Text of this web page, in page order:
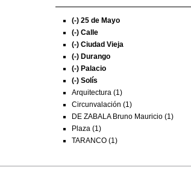
(-) 25 de Mayo
(-) Calle
(-) Ciudad Vieja
(-) Durango
(-) Palacio
(-) Solís
Arquitectura (1)
Circunvalación (1)
DE ZABALA Bruno Mauricio (1)
Plaza (1)
TARANCO (1)